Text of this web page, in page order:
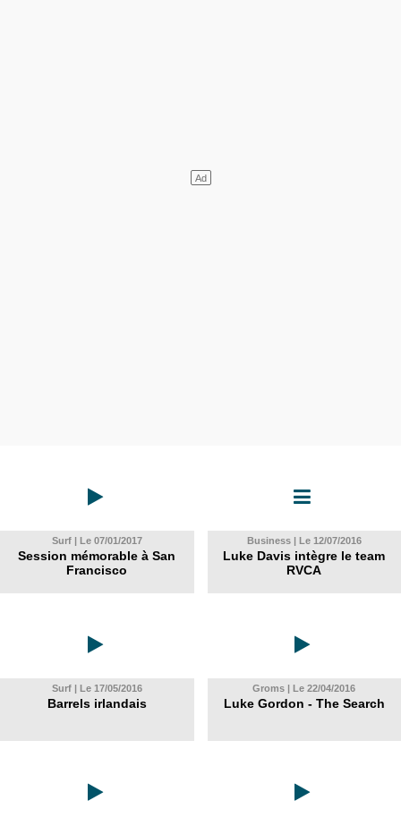
Surf | Le 07/01/2017
Session mémorable à San
Francisco
Business | Le 12/07/2016
Luke Davis intègre le team
RVCA
Surf | Le 17/05/2016
Barrels irlandais
Groms | Le 22/04/2016
Luke Gordon - The Search